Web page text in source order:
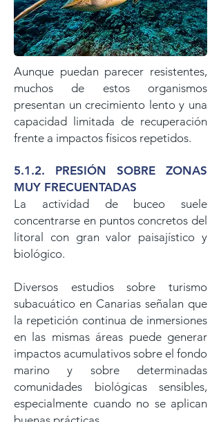
Aunque puedan parecer resistentes,
muchos de estos organismos
presentan un crecimiento lento y una
capacidad limitada de recuperación
frente a impactos físicos repetidos.
5.1.2. PRESIÓN SOBRE ZONAS
MUY FRECUENTADAS
La actividad de buceo suele
concentrarse en puntos concretos del
litoral con gran valor paisajístico y
biológico.
Diversos estudios sobre turismo
subacuático en Canarias señalan que
la repetición continua de inmersiones
en las mismas áreas puede generar
impactos acumulativos sobre el fondo
marino y sobre determinadas
comunidades biológicas sensibles,
especialmente cuando no se aplican